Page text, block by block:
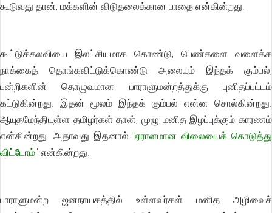
கூடுவது தான், மக்களின் விடுதலைக்கான பாதை என்கின்றது.
கூட்டுக்கலவியை இலட்சியமாக கொண்டு, பெண்களை வளைக்க
நாக்கைத் தொங்கவிட்டுக்கொண்டு அலையும் இந்தக் கும்பல்,
பன்றிகளின் தொழுவமான பாராளுமன்றத்துக்கு புனிதப்பட்டம்
கட்டுகின்றது. இதன் மூலம் இந்தக் கும்பல் என்ன சொல்கின்றது.
ஆயுதமேந்தியுள்ள தமிழர்கள் தான், முழு மனித இழப்புக்கும் காரணம்
என்கின்றது. அதாவது இதனால் 'ஏராளமான விலையைக் கொடுத்து
விட்டோம்" என்கின்றது.
பாராளுமன்ற ஜனநாயகத்தில் உள்ளவர்கள் மனித அழிவைச்